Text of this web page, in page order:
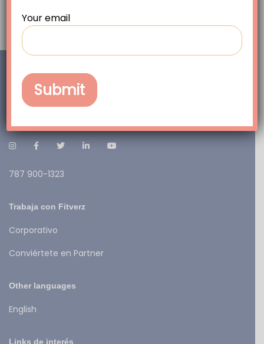
FITVERZ – The Fitness Universe
787 900-1323
Trabaja con Fitverz
Corporativo
Conviértete en Partner
Other languages
English
Links de interés
Your email